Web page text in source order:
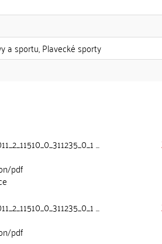
a sportu, Plavecké sporty
...
pdf
...
pdf